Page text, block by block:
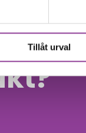
Tillåt urval